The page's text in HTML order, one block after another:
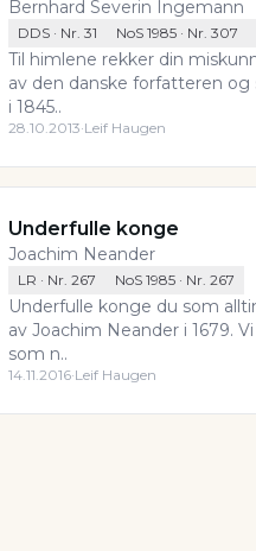
Bernhard Severin Ingemann
DDS · Nr. 31 NoS 1985 · Nr. 307
Til himlene rekker din
av den danske forfatteren
i 1845..
28.10.2013·Leif Haugen
Underfulle konge
Joachim Neander
LR · Nr. 267 NoS 1985 · Nr. 267
Underfulle konge du som
av Joachim Neander i 1679.
som n..
14.11.2016·Leif Haugen